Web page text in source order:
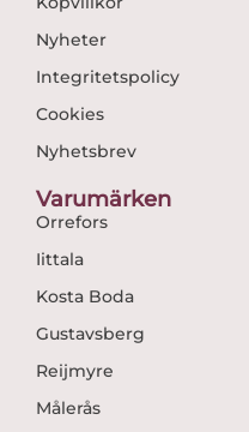
Nyheter
Integritetspolicy
Cookies
Nyhetsbrev
Varumärken
Orrefors
Iittala
Kosta Boda
Gustavsberg
Reijmyre
Målerås